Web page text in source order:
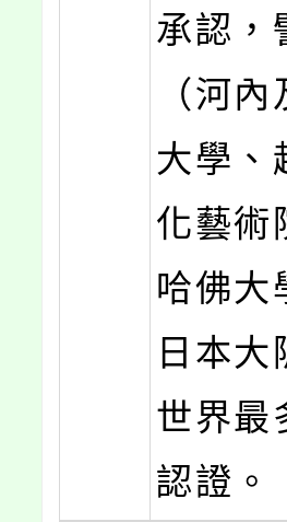
承認，
（河
大學、
化藝術
哈佛大
日本
世界最
認證。